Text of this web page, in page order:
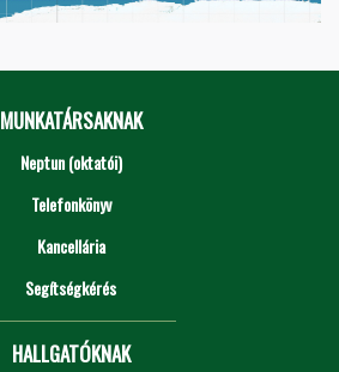
MUNKATÁRSAKNAK
Neptun (oktatói)
Telefonkönyv
Kancellária
Segítségkérés
HALLGATÓKNAK